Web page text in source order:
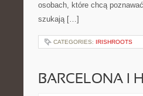
osobach, które chcą
szukają […]
CATEGORIES: IRISHROOTS
BARCELONA I